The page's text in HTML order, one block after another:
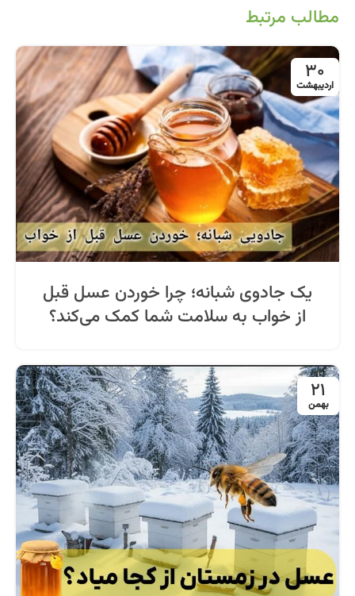
مطالب مرتبط
30
اردیبهشت
یک جادوی شبانه؛ چرا خوردن عسل قبل
از خواب به سلامت شما کمک می‌کند؟
21
بهمن